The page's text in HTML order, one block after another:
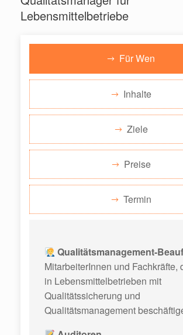
Lebensmittelbetriebe
Für Wen
Inhalte
Ziele
Preise
Termin
Qualitätsmanagement-
MitarbeiterInnen und Fachkräfte,
in Lebensmittelbetrieben mit
Qualitätssicherung und
Qualitätsmanagement